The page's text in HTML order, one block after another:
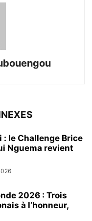
: le Challenge Brice
Nguema revient
2026 : Trois
à l’honneur,